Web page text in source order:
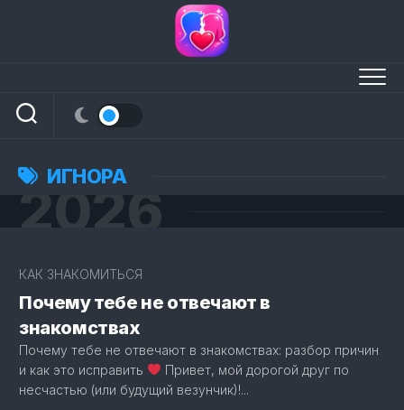
ИГНОРА
2026
КАК ЗНАКОМИТЬСЯ
Почему тебе не отвечают в
знакомствах
Почему тебе не отвечают в знакомствах: разбор причин
и как это исправить
Привет, мой дорогой друг по
несчастью (или будущий везунчик)!...